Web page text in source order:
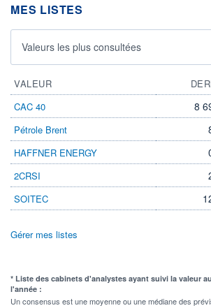
MES LISTES
Valeurs les plus consultées
VALEUR
CAC 40
8
Pétrole Brent
HAFFNER ENERGY
2CRSI
SOITEC
Gérer mes listes
* Liste des cabinets d'analystes ayant suivi la valeur
l'année :
Un consensus est une moyenne ou une médiane des